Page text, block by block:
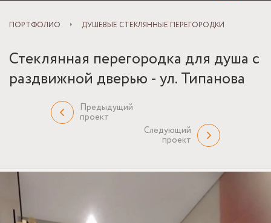
ПОРТФОЛИО ДУШЕВЫЕ СТЕКЛЯННЫЕ ПЕРЕГОРОДКИ
Стеклянная перегородка для душа с
раздвижной дверью - ул. Типанова
Предыдущий
проект
Следующий
проект